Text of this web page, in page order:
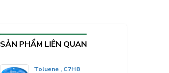
SẢN PHẨM LIÊN QUAN
Toluene , C7H8